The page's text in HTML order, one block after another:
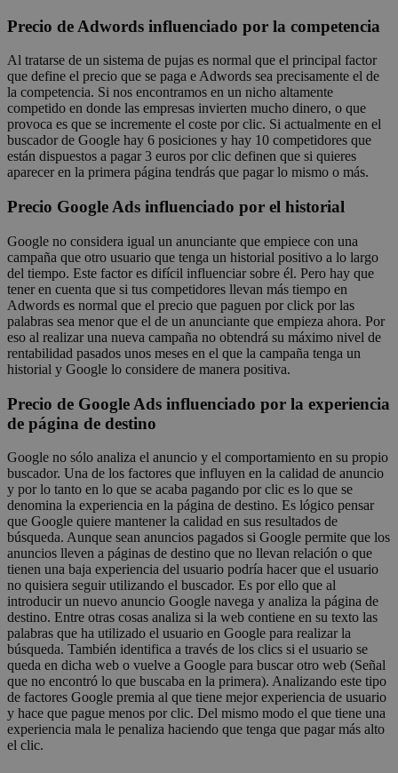
Precio de Adwords influenciado por la competencia
Al tratarse de un sistema de pujas es normal que el principal factor
que define el precio que se paga e Adwords sea precisamente el de
la competencia. Si nos encontramos en un nicho altamente
competido en donde las empresas invierten mucho dinero, o que
provoca es que se incremente el coste por clic. Si actualmente en el
buscador de Google hay 6 posiciones y hay 10 competidores que
están dispuestos a pagar 3 euros por clic definen que si quieres
aparecer en la primera página tendrás que pagar lo mismo o más.
Precio Google Ads influenciado por el historial
Google no considera igual un anunciante que empiece con una
campaña que otro usuario que tenga un historial positivo a lo largo
del tiempo. Este factor es difícil influenciar sobre él. Pero hay que
tener en cuenta que si tus competidores llevan más tiempo en
Adwords es normal que el precio que paguen por click por las
palabras sea menor que el de un anunciante que empieza ahora. Por
eso al realizar una nueva campaña no obtendrá su máximo nivel de
rentabilidad pasados unos meses en el que la campaña tenga un
historial y Google lo considere de manera positiva.
Precio de Google Ads influenciado por la experiencia
de página de destino
Google no sólo analiza el anuncio y el comportamiento en su propio
buscador. Una de los factores que influyen en la calidad de anuncio
y por lo tanto en lo que se acaba pagando por clic es lo que se
denomina la experiencia en la página de destino. Es lógico pensar
que Google quiere mantener la calidad en sus resultados de
búsqueda. Aunque sean anuncios pagados si Google permite que los
anuncios lleven a páginas de destino que no llevan relación o que
tienen una baja experiencia del usuario podría hacer que el usuario
no quisiera seguir utilizando el buscador. Es por ello que al
introducir un nuevo anuncio Google navega y analiza la página de
destino. Entre otras cosas analiza si la web contiene en su texto las
palabras que ha utilizado el usuario en Google para realizar la
búsqueda. También identifica a través de los clics si el usuario se
queda en dicha web o vuelve a Google para buscar otro web (Señal
que no encontró lo que buscaba en la primera). Analizando este tipo
de factores Google premia al que tiene mejor experiencia de usuario
y hace que pague menos por clic. Del mismo modo el que tiene una
experiencia mala le penaliza haciendo que tenga que pagar más alto
el clic.